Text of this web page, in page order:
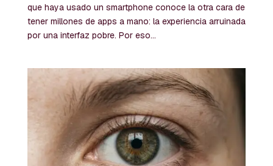
que haya usado un smartphone conoce la otra cara de
tener millones de apps a mano: la experiencia arruinada
por una interfaz pobre. Por eso...